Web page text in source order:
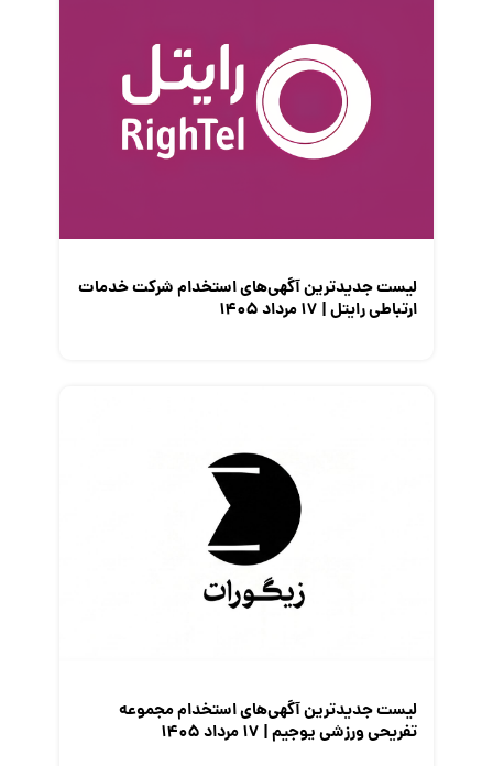
گزارش‌های آماری
مصاحبه شغلی
معرفی شرکت ها
معرفی متخصصان منابع انسانی
لیست جدیدترین آگهی‌های استخدام شرکت خدمات
ارتباطی رایتل | ۱۷ مرداد ۱۴۰۵
لیست جدیدترین آگهی‌های استخدام مجموعه
تفریحی ورزشی یوجیم | ۱۷ مرداد ۱۴۰۵